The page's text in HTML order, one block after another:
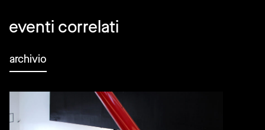
eventi correlati
archivio